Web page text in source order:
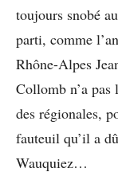
toujours snobé
parti, comme
Rhône-Alpes
Collomb n’a
des régionales,
fauteuil qu’il a
Wauquiez…